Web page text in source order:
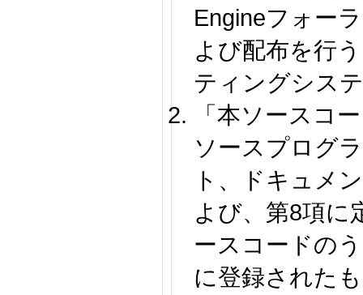
Engineフォー
よび配布を行
ティングシス
「本ソースコ
ソースプログ
ト、ドキュメ
よび、第8項に
ースコードの
に登録された